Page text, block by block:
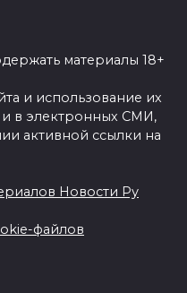
материалы 18+
и использование их
в электронных СМИ,
активной ссылки на
Новости Ру
файлов